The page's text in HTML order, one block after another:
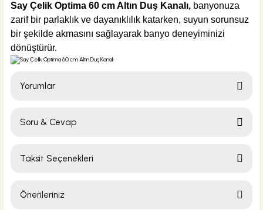
Say Çelik Optima 60 cm Altın Duş Kanalı, banyonuza
zarif bir parlaklık ve dayanıklılık katarken, suyun sorunsuz
bir şekilde akmasını sağlayarak banyo deneyiminizi
dönüştürür.
Yorumlar
Soru & Cevap
Taksit Seçenekleri
Önerileriniz